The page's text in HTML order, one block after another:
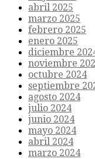
abril 2025
marzo 2025
febrero 2025
enero 2025
diciembre
noviembre
octubre 2024
septiembre
agosto 2024
julio 2024
junio 2024
mayo 2024
abril 2024
marzo 2024